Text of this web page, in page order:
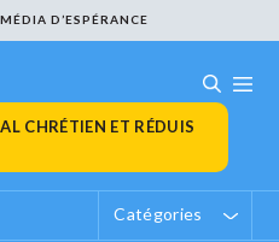
D’ESPÉRANCE
CHRÉTIEN ET RÉDUIS
Catégories